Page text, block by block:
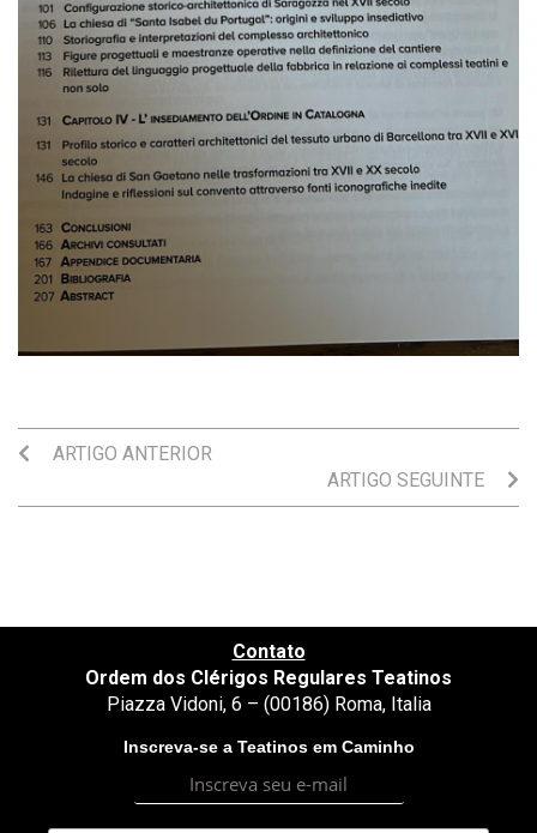
ARTIGO ANTERIOR
ARTIGO SEGUINTE
Contato
Ordem dos Clérigos Regulares Teatinos
Piazza Vidoni, 6 – (00186) Roma, Italia
Inscreva-se a Teatinos em Caminho